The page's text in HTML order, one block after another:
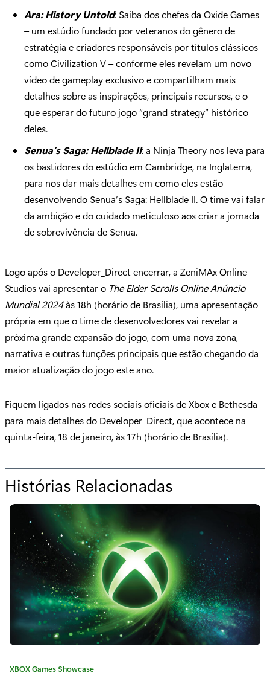
Ara: History Untold: Saiba dos chefes da Oxide Games
– um estúdio fundado por veteranos do gênero de
estratégia e criadores responsáveis por títulos clássicos
como Civilization V – conforme eles revelam um novo
vídeo de gameplay exclusivo e compartilham mais
detalhes sobre as inspirações, principais recursos, e o
que esperar do futuro jogo “grand strategy” histórico
deles.
Senua’s Saga: Hellblade II: a Ninja Theory nos leva para
os bastidores do estúdio em Cambridge, na Inglaterra,
para nos dar mais detalhes em como eles estão
desenvolvendo Senua’s Saga: Hellblade II. O time vai falar
da ambição e do cuidado meticuloso aos criar a jornada
de sobrevivência de Senua.
Logo após o Developer_Direct encerrar, a ZeniMAx Online
Studios vai apresentar o The Elder Scrolls Online Anúncio
Mundial 2024às 18h (horário de Brasília), uma apresentação
própria em que o time de desenvolvedores vai revelar a
próxima grande expansão do jogo, com uma nova zona,
narrativa e outras funções principais que estão chegando da
maior atualização do jogo este ano.
Fiquem ligados nas redes sociais oficiais de Xbox e Bethesda
para mais detalhes do Developer_Direct, que acontece na
quinta-feira, 18 de janeiro, às 17h (horário de Brasília).
Histórias Relacionadas
a
a
"
X
b
o
C
XBOX Games Showcase